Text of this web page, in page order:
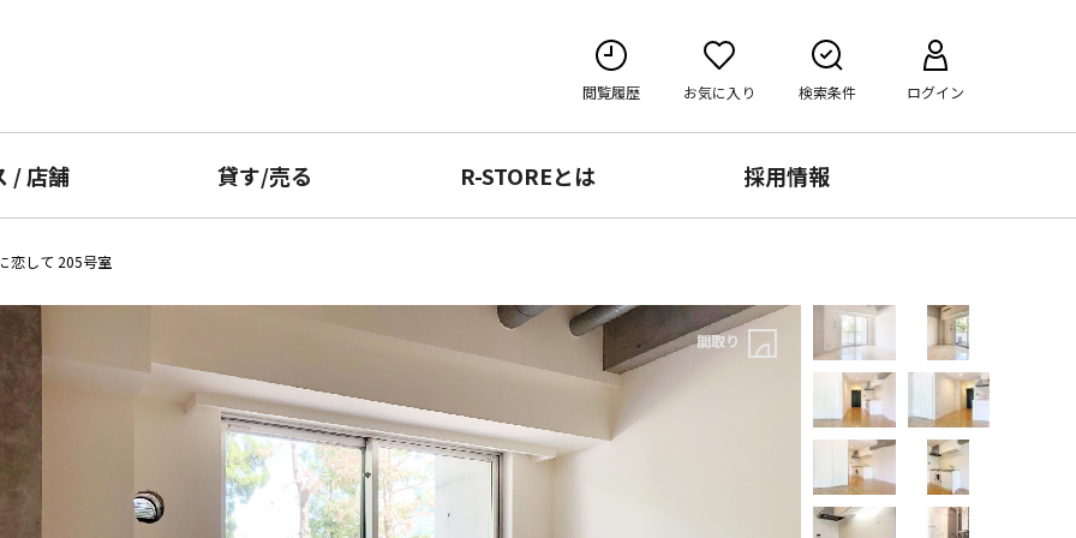
閲覧履歴 お気に入り 検索条件 ログイン
/店舗 貸す/売る R-STOREとは 採用情報
恋して 205号室
間取り